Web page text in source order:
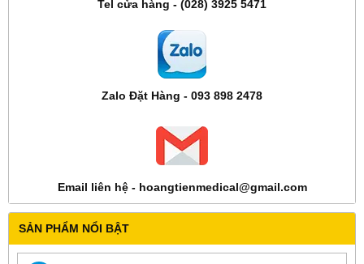
Tel cửa hàng - (028) 3925 5471
Zalo Đặt Hàng - 093 898 2478
Email liên hệ - hoangtienmedical@gmail.com
SẢN PHẨM NỔI BẬT